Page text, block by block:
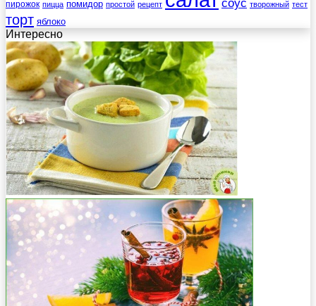
пирожок пицца помидор простой рецепт соус творожный тест
торт яблоко
Интересно